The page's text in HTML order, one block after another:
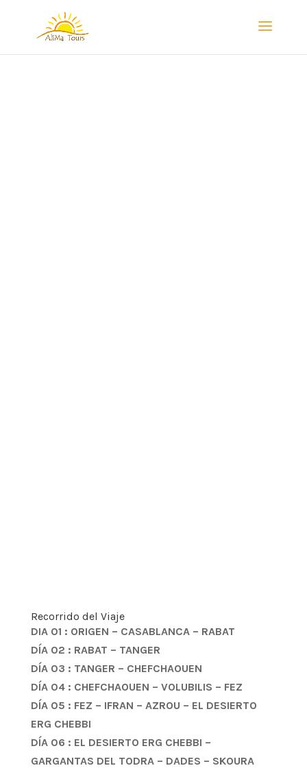
Recorrido del Viaje
DIA 01 : ORIGEN – CASABLANCA – RABAT
DÍA 02 : RABAT – TANGER
DÍA 03 : TANGER – CHEFCHAOUEN
DÍA 04 : CHEFCHAOUEN – VOLUBILIS – FEZ
DÍA 05 : FEZ – IFRAN – AZROU – EL DESIERTO
ERG CHEBBI
DÍA 06 : EL DESIERTO ERG CHEBBI –
GARGANTAS DEL TODRA – DADES – SKOURA